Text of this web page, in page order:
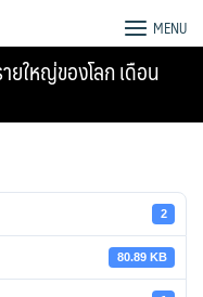
MENU
ยใหญ่ของโลก เดือน
2
80.89 KB